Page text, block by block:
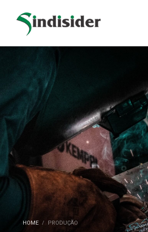
HOME PRODUÇÃO